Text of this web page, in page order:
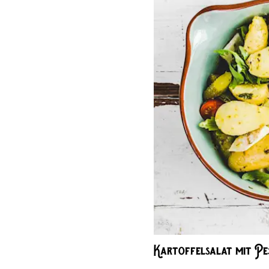
Kartoffelsalat mit